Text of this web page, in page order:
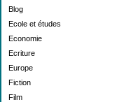
Blog
Ecole et études
Economie
Ecriture
Europe
Fiction
Film